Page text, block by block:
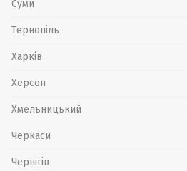
Суми
Тернопіль
Харків
Херсон
Хмельницький
Черкаси
Чернігів